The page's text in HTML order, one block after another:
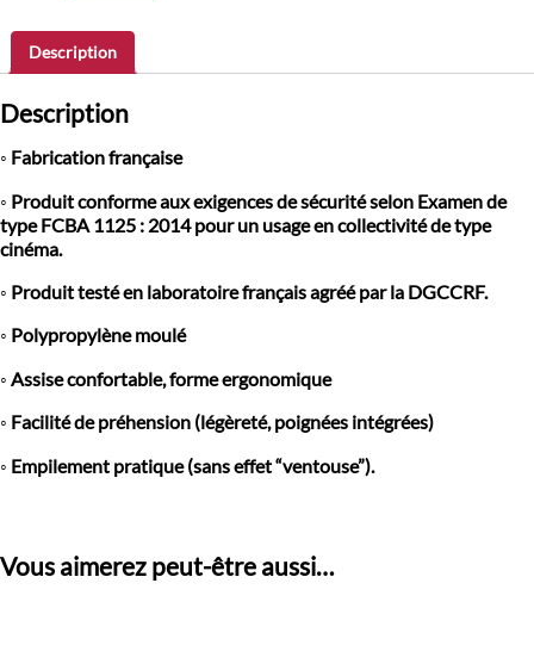
chariot
et
rehausseurs
Description
Description
◦ Fabrication française
◦ Produit conforme aux exigences de sécurité selon Examen de
type FCBA 1125 : 2014 pour un usage en collectivité de type
cinéma.
◦ Produit testé en laboratoire français agréé par la DGCCRF.
◦ Polypropylène moulé
◦ Assise confortable, forme ergonomique
◦ Facilité de préhension (légèreté, poignées intégrées)
◦ Empilement pratique (sans effet “ventouse”).
Vous aimerez peut-être aussi…